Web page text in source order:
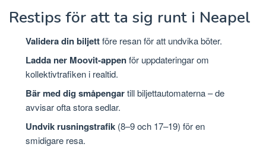
Restips för att ta sig runt i Neapel
Validera din biljettföre resan för att undvika böter.
Ladda ner Moovit-appenför uppdateringar om
kollektivtrafiken i realtid.
Bär med dig småpengartill biljettautomaterna – de
avvisar ofta stora sedlar.
Undvik rusningstrafik (8–9 och 17–19) för en
smidigare resa.